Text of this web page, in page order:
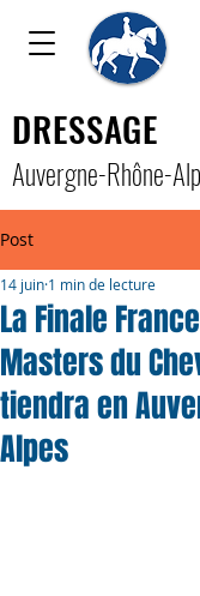
DRESSAGE
Auvergne-Rhône-
Post
La Finale
Masters du
tiendra en
Alpes
14 juin 1 min de lecture